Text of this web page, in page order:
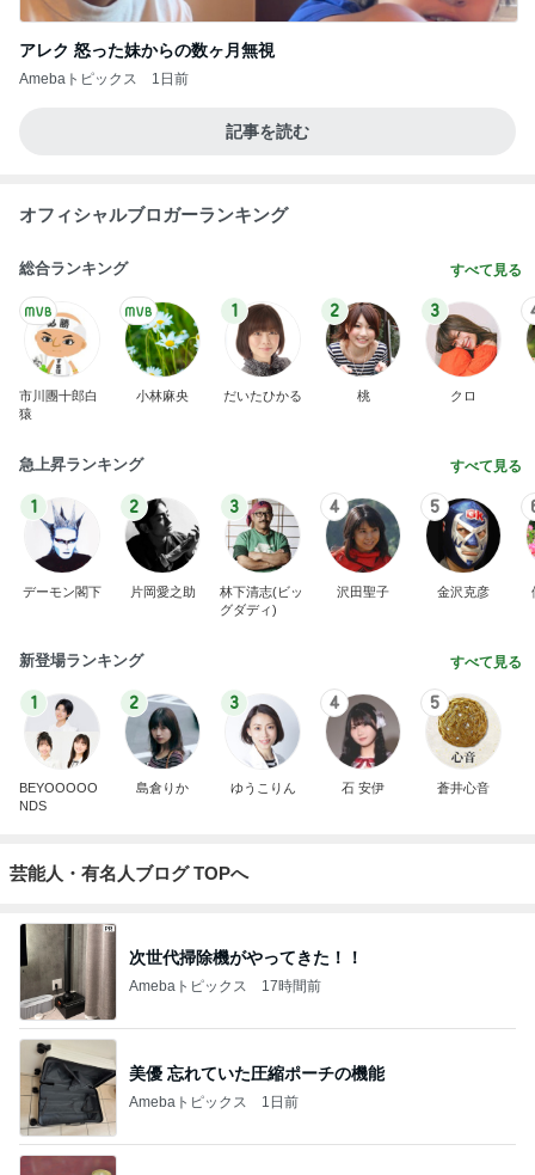
アレク 怒った妹からの数ヶ月無視
Amebaトピックス 1日前
記事を読む
オフィシャルブロガーランキング
総合ランキング すべて見る
市川團十郎白
猿
小林麻央
1
だいたひかる
2
桃
3
クロ
急上昇ランキング すべて見る
1
デーモン閣下
2
片岡愛之助
3
林下清志(ビッ
グダディ)
4
沢田聖子
5
金沢克彦
新登場ランキング すべて見る
1
BEYOOOOO
NDS
2
島倉りか
3
ゆうこりん
4
石 安伊
5
蒼井心音
芸能人・有名人ブログ TOPへ
次世代掃除機がやってきた！！
Amebaトピックス 17時間前
美優 忘れていた圧縮ポーチの機能
Amebaトピックス 1日前